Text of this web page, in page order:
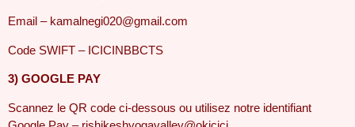
Email – kamalnegi020@gmail.com
Code SWIFT – ICICINBBCTS
3) GOOGLE PAY
Scannez le QR code ci-dessous ou utilisez notre identifiant